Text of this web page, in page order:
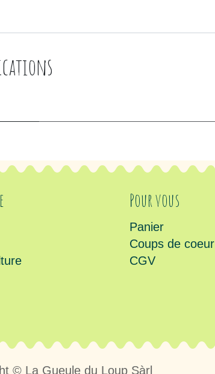
Pour vous
Panier
Coups de coeur
CGV
© La Gueule du Loup Sàrl